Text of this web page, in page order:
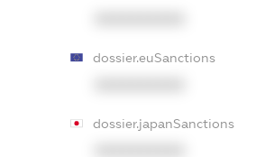
dossier.euSanctions
dossier.japanSanctions